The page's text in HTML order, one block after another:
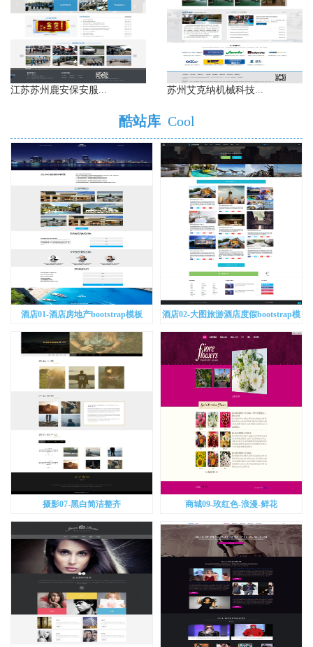
江苏苏州鹿安保安服... 苏州艾克纳机械科技...
酷站库 Cool
酒店01-酒店房地产bootstrap模板
酒店02-大图旅游酒店度假bootstrap模
板
摄影07-黑白简洁整齐 商城09-玫红色-浪漫-鲜花